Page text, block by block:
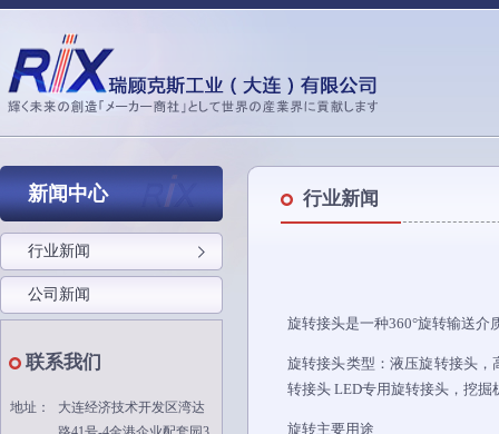
新闻中心
行业新闻
公司新闻
联系我们
地址：
大连经济技术开发区湾达
行业新闻
旋转接头是一种360°旋转输送介
旋转接头类型：液压旋转接头
转接头 LED专用旋转接头，挖
旋转主要用途